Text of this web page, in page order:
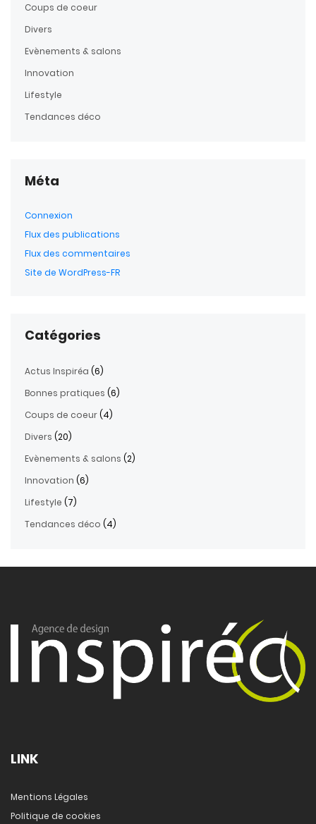
Coups de coeur
Divers
Evènements & salons
Innovation
Lifestyle
Tendances déco
Méta
Connexion
Flux des publications
Flux des commentaires
Site de WordPress-FR
Catégories
Actus Inspiréa (6)
Bonnes pratiques (6)
Coups de coeur(4)
Divers (20)
Evènements & salons (2)
Innovation (6)
Lifestyle (7)
Tendances déco (4)
LINK
Mentions Légales
Politique de cookies